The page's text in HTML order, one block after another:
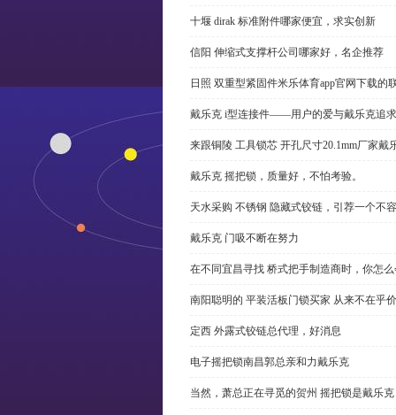
十堰 dirak 标准附件哪家便宜，求实创新
信阳 伸缩式支撑杆公司哪家好，名企推荐
日照 双重型紧固件米乐体育app官网下载的
戴乐克 i型连接件——用户的爱与戴乐克追求
来跟铜陵 工具锁芯 开孔尺寸20.1mm厂家
戴乐克 摇把锁，质量好，不怕考验。
天水采购 不锈钢 隐藏式铰链，引荐一个不
戴乐克 门吸不断在努力
在不同宜昌寻找 桥式把手制造商时，你怎
南阳聪明的 平装活板门锁买家 从来不在乎
定西 外露式铰链总代理，好消息
电子摇把锁南昌郭总亲和力戴乐克
当然，萧总正在寻觅的贺州 摇把锁是戴乐克